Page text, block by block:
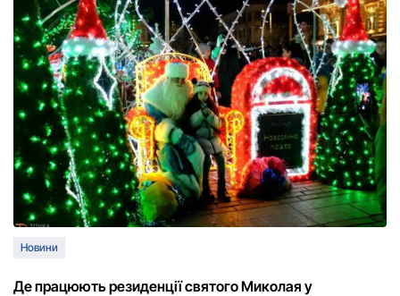
Новини
Де працюють резиденції святого Миколая у